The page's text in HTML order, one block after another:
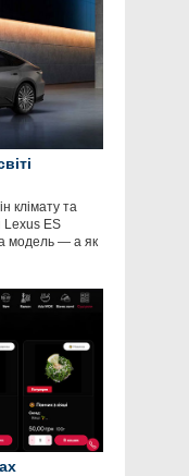
клімату та
Lexus ES
модель — а як